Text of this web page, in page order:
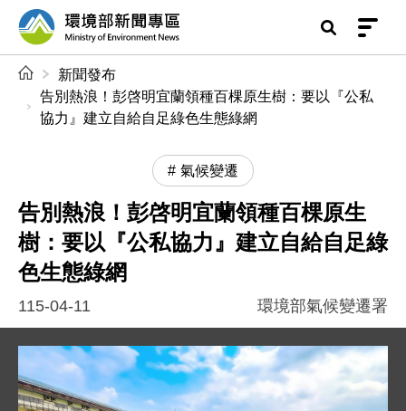
前往中央內容區塊
環境部新聞專區
新聞發布
告別熱浪！彭啓明宜蘭領種百棵原生樹：要以『公私
協力』建立自給自足綠色生態綠網
氣候變遷
告別熱浪！彭啓明宜蘭領種百棵原生
樹：要以『公私協力』建立自給自足綠
色生態綠網
115-04-11 環境部氣候變遷署